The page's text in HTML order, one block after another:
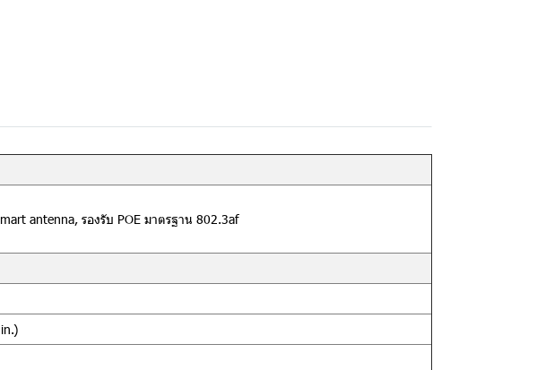
antenna, รองรับ POE มาตรฐาน 802.3af